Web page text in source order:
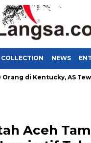
COLLECTION NEWS
AS Tewas usai
Aceh